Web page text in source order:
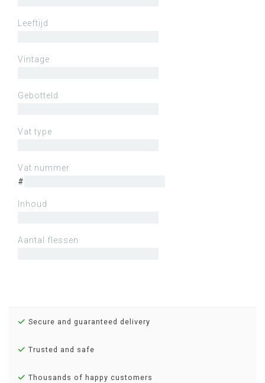
Leeftijd
Vintage
Gebotteld
Vat type
Vat nummer
#
Inhoud
Aantal flessen
Secure and guaranteed delivery
Trusted and safe
Thousands of happy customers